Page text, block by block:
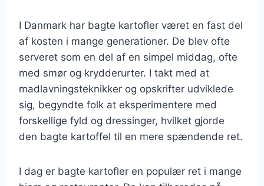
I Danmark har bagte kartofler været en fast del
af kosten i mange generationer. De blev ofte
serveret som en del af en simpel middag, ofte
med smør og krydderurter. I takt med at
madlavningsteknikker og opskrifter udviklede
sig, begyndte folk at eksperimentere med
forskellige fyld og dressinger, hvilket gjorde
den bagte kartoffel til en mere spændende ret.
I dag er bagte kartofler en populær ret i mange